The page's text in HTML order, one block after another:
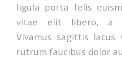
ligula porta felis
vitae elit libero, a
Vivamus sagittis lacus
rutrum faucibus dolor